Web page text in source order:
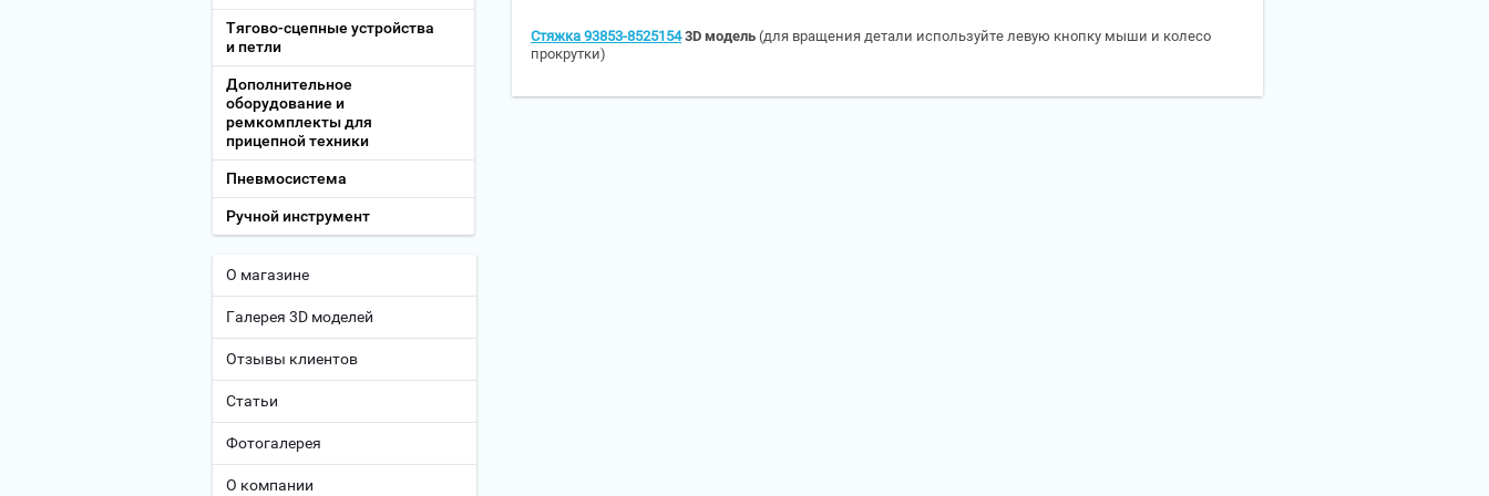
Стяжка 93853-8525154 3D модель (для вращения детали используйте левую кнопку мыши и колесо
прокрутки)
Тягово-сцепные устройства
и петли
Дополнительное
оборудование и
ремкомплекты для
прицепной техники
Пневмосистема
Ручной инструмент
О магазине
Галерея 3D моделей
Отзывы клиентов
Статьи
Фотогалерея
О компании